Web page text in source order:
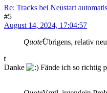
Re: Tracks bei Neustart
#5
August 14, 2024, 17:04:57
QuoteÜbrigens, relativ
t
Danke
Fände ich so richtig